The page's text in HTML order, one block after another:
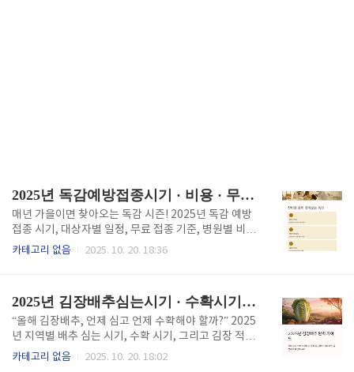
2025년 독감예방접종시기 · 비용 · 무료대상자 총정리 | 미리 알면 건강 지키는 꿀팁
매년 가을이면 찾아오는 독감 시즌! 2025년 독감 예방
접종 시기, 대상자별 일정, 무료 접종 기준, 병원별 비용
정보를 한눈에 정리했습니다. 올해는 백신 종류가 바뀌
침저녁으로 쌀쌀한 바람이 불기 시작하면 “이제 독감
예방접종 맞을 때인가?” 하는 생각이 드시죠. 특히 작년
처럼 독감이 대유행했던 해를 겪은 분이라면, 올해는 더
미리 대비해야겠다는 마음이 드실 겁니다. 독감 예방접
종은 시기를 놓치면 효과가 떨어지고, 대상자별 일정도
카테고리 없음 2025. 10. 20. 18:36
2025년 김장배추심는시기 · 수확시기 · 김장시기 | 실패 없는 일정 완벽 가이드
“올해 김장배추, 언제 심고 언제 수확해야 할까?” 2025
년 지역별 배추 심는 시기, 수확 시기, 그리고 김장 적정
시기를 한눈에 정리했습니다. 농사 초보도 따라 할 수
카테고리 없음 2025. 10. 20. 18:02